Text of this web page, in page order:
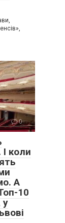
0
коли
А
10
у